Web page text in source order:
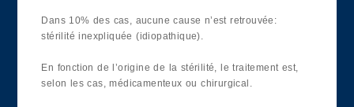
Dans 10% des cas, aucune cause n’est retrouvée:
stérilité inexpliquée (idiopathique).
En fonction de l’origine de la stérilité, le traitement est,
selon les cas, médicamenteux ou chirurgical.